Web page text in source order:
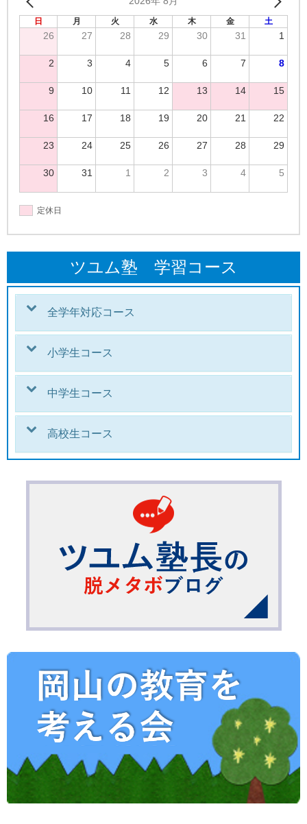
日 月 火 水 木 金 土
26 27 28 29 30 31 1
2 3 4 5 6 7 8
9 10 11 12 13 14 15
16 17 18 19 20 21 22
23 24 25 26 27 28 29
30 31 1 2 3 4 5
定休日
ツユム塾 学習コース
全学年対応コース
小学生コース
中学生コース
高校生コース